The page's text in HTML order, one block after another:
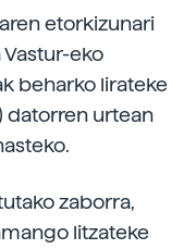
etorkizunari
eko
beharko lirateke
datorren urtean
zaborra,
litzateke